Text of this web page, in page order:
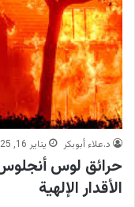
د.علاء أبوبكر يناير 16, 2025
حرائق لوس أنجلوس
الأقدار الإلهية